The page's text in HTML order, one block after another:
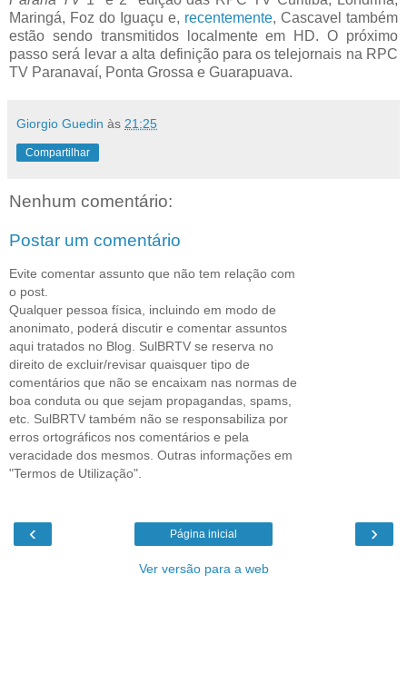
Maringá, Foz do Iguaçu e, recentemente, Cascavel também
estão sendo transmitidos localmente em HD. O próximo
passo será levar a alta definição para os telejornais na RPC
TV Paranavaí, Ponta Grossa e Guarapuava.
Giorgio Guedin às 21:25
Compartilhar
Nenhum comentário:
Postar um comentário
Evite comentar assunto que não tem relação com
o post.
Qualquer pessoa física, incluindo em modo de
anonimato, poderá discutir e comentar assuntos
aqui tratados no Blog. SulBRTV se reserva no
direito de excluir/revisar quaisquer tipo de
comentários que não se encaixam nas normas de
boa conduta ou que sejam propagandas, spams,
etc. SulBRTV também não se responsabiliza por
erros ortográficos nos comentários e pela
veracidade dos mesmos. Outras informações em
"Termos de Utilização".
‹ ›
Página inicial
Ver versão para a web